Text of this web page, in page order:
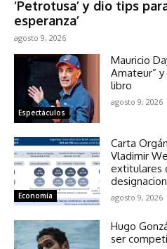
‘Petrotusa’ y dio tips
esperanza’
agosto 9, 2026
Espectáculos
Mauricio
Amateur”
libro
agosto 9, 2026
Economía
Carta
Vladimir
extitulares
agosto 9, 2026
Hugo
ser